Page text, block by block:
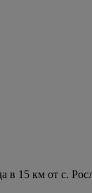
15 км от с.